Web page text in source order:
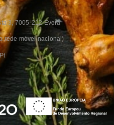
3, 7005-212 Évora
rede móvel nacional)